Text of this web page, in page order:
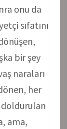
onu da
sıfatını
bir şey
naraları
her
doldurulan
ama,